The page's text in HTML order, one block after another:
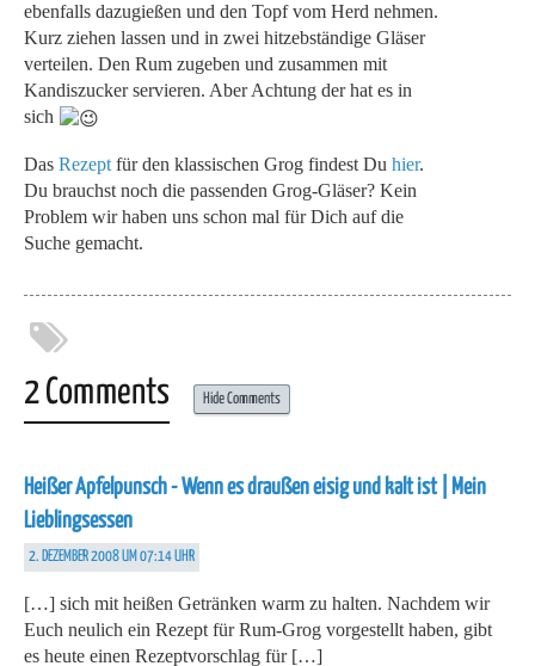
ebenfalls dazugießen und den Topf vom Herd nehmen.
Kurz ziehen lassen und in zwei hitzebständige Gläser
verteilen. Den Rum zugeben und zusammen mit
Kandiszucker servieren. Aber Achtung der hat es in
sich
Das Rezept für den klassischen Grog findest Du hier.
Du brauchst noch die passenden Grog-Gläser? Kein
Problem wir haben uns schon mal für Dich auf die
Suche gemacht.
2 Comments Hide Comments
Heißer Apfelpunsch - Wenn es draußen eisig und kalt ist | Mein
Lieblingsessen
2. DEZEMBER 2008 UM 07:14 UHR
[…] sich mit heißen Getränken warm zu halten. Nachdem wir
Euch neulich ein Rezept für Rum-Grog vorgestellt haben, gibt
es heute einen Rezeptvorschlag für […]